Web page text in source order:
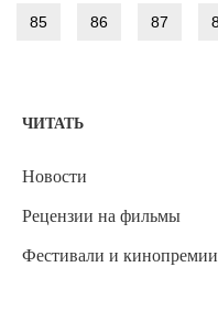
85 86 87
ЧИТАТЬ
Новости
Рецензии на фильмы
Фестивали и кинопремии